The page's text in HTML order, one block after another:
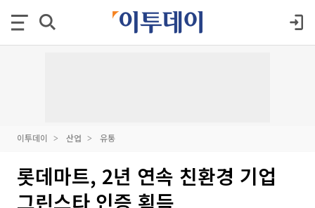
이투데이 산업 유통
롯데마트, 2년 연속 친환경 기업
그린스타 인증 획득